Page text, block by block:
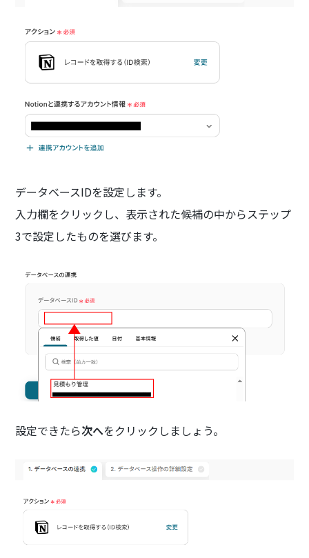
データベースIDを設定します。
入力欄をクリックし、表示された候補の中からステップ
3で設定したものを選びます。
設定できたら次へをクリックしましょう。